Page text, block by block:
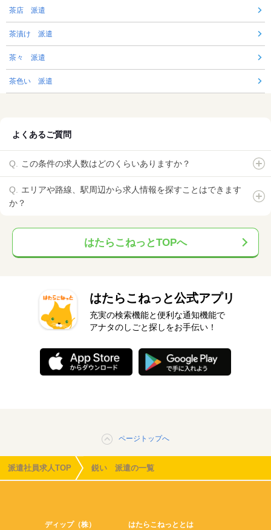
茶店 派遣
茶漬け 派遣
茶々 派遣
茶色い 派遣
よくあるご質問
この条件の求人数はどのくらいありますか？
エリアや路線、駅周辺から求人情報を探すことはできます
か？
はたらこねっとTOPへ
はたらこねっと公式アプリ
充実の検索機能と便利な通知機能で
アナタのしごと探しをお手伝い！
ページトップへ
派遣社員求人TOP 鋭い 派遣の一覧
ディップ（株） はたらこねっととは